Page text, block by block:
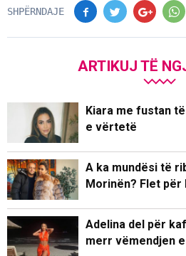
SHPËRNDAJE
ARTIKUJ TË
Kiara me fustan të
e vërtetë
A ka mundësi të
Morinën? Flet për
Adelina del për
merr vëmendjen